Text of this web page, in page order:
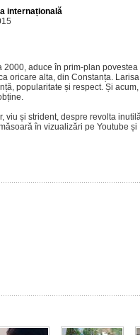
internațională
2000, aduce în prim-plan povestea
oricare alta, din Constanța. Larisa
popularitate și respect. Și acum,
viu și strident, despre revolta
în vizualizări pe Youtube și